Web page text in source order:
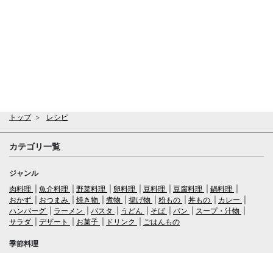
トップ レシピ
カテゴリ一覧
ジャンル
肉料理
魚介料理 野菜料理 卵料理 豆料理 豆腐料理
鍋料理
おかず
おつまみ 焼き物 煮物 揚げ物 粉もの 丼もの
カレー
ハンバーグ
ラーメン パスタ うどん そば パン
スープ・汁物
サラダ
デザート お菓子 ドリンク ごはんもの
季節料理